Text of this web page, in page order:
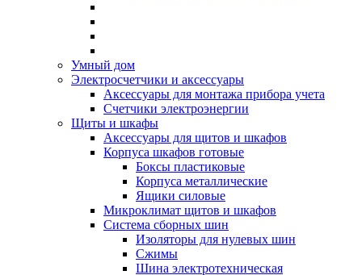
Умный дом
Электросчетчики и аксессуары
Аксессуары для монтажа прибора учета
Счетчики электроэнергии
Щиты и шкафы
Аксессуары для щитов и шкафов
Корпуса шкафов готовые
Боксы пластиковые
Корпуса металлические
Ящики силовые
Микроклимат щитов и шкафов
Система сборных шин
Изоляторы для нулевых шин
Сжимы
Шина электротехническая